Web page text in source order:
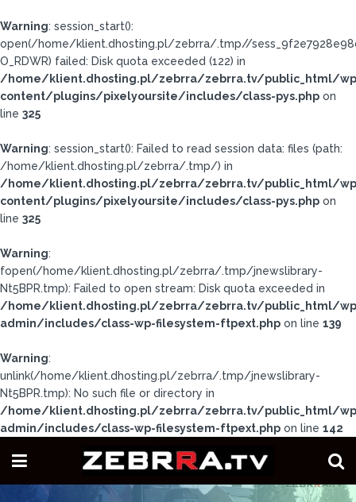
Warning: session_start():
open(/home/klient.dhosting.pl/zebrra/.tmp//
O_RDWR) failed: Disk quota exceeded (122) in
/home/klient.dhosting.pl/zebrra/zebrra.tv/public_html/
content/plugins/pixelyoursite/includes/class-pys.php on
line 325
Warning: session_start(): Failed to read session data: files (path:
/home/klient.dhosting.pl/zebrra/.tmp/) in
/home/klient.dhosting.pl/zebrra/zebrra.tv/public_html/
content/plugins/pixelyoursite/includes/class-pys.php on
line 325
Warning:
fopen(/home/klient.dhosting.pl/zebrra/.tmp/jnewslibrary-
Nt5BPR.tmp): Failed to open stream: Disk quota exceeded in
/home/klient.dhosting.pl/zebrra/zebrra.tv/public_html/
admin/includes/class-wp-filesystem-ftpext.php on line 139
Warning:
unlink(/home/klient.dhosting.pl/zebrra/.tmp/jnewslibrary-
Nt5BPR.tmp): No such file or directory in
/home/klient.dhosting.pl/zebrra/zebrra.tv/public_html/
admin/includes/class-wp-filesystem-ftpext.php on line 142